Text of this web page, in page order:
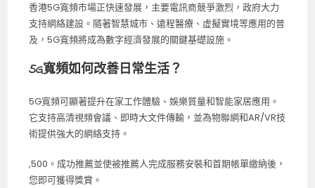
香港5G寬頻市場正快速發展，主要電訊商競爭激烈，政府大力
支持網絡建設。隨著智慧城市、遠程醫療、虛擬實境等應用的普
及，5G寬頻將成為數字經濟發展的關鍵基礎設施。
5G寬頻如何改善日常生活？
5G寬頻可顯著提升在家工作體驗、娛樂質量和智能家居應用。
它支持高清視頻會議、即時大文件傳輸，並為物聯網和AR/VR技
術提供強大的網絡支持。
,500。成功推薦並使被推薦人完成服務安裝和首期帳單繳納後，
您即可獲得獎賞。